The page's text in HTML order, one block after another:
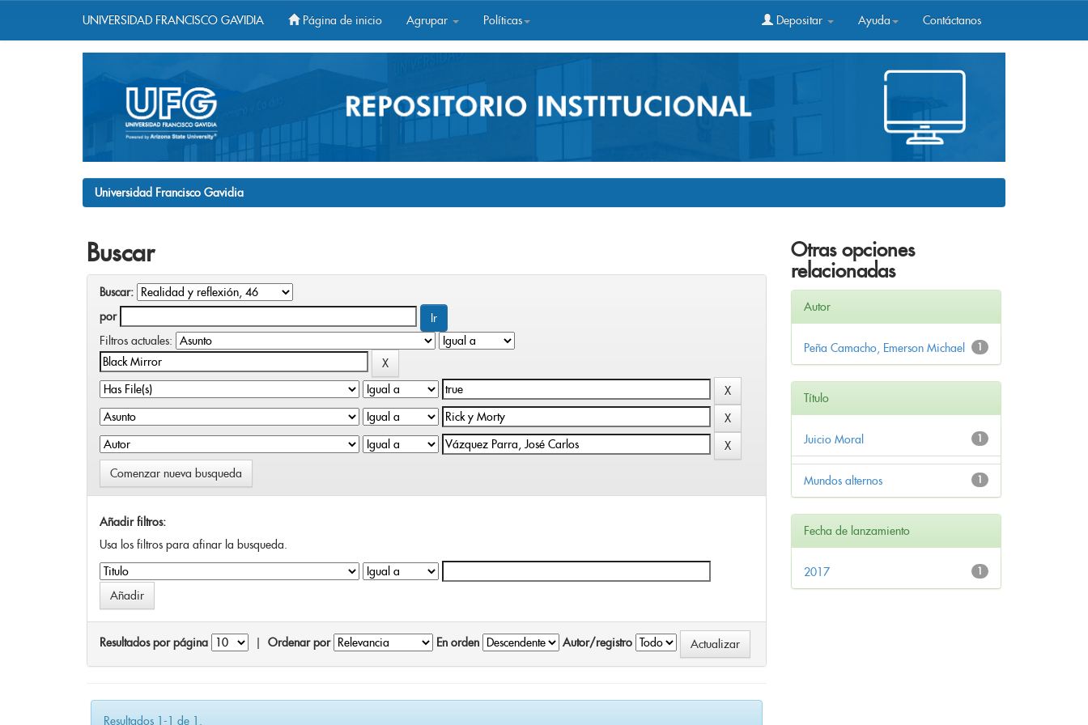
UNIVERSIDAD FRANCISCO GAVIDIA Página de inicio Agrupar Políticas Depositar Ayuda Contáctanos
Universidad Francisco Gavidia
Buscar
Buscar:
por
Filtros actuales:
Comenzar nueva busqueda
Añadir filtros:
Usa los filtros para afinar la busqueda.
Resultados por página Ordenar por En orden Autor/registro
Resultados 1-1 de 1.
Otras opciones
relacionadas
Autor
1
Peña Camacho, Emerson Michael
Título
1
Juicio Moral
1
Mundos alternos
Fecha de lanzamiento
1
2017